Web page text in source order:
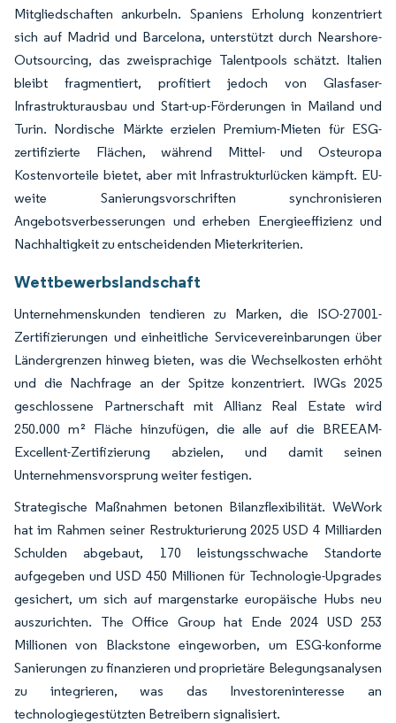
Mitgliedschaften ankurbeln. Spaniens Erholung konzentriert
sich auf Madrid und Barcelona, unterstützt durch Nearshore-
Outsourcing, das zweisprachige Talentpools schätzt. Italien
bleibt fragmentiert, profitiert jedoch von Glasfaser-
Infrastrukturausbau und Start-up-Förderungen in Mailand und
Turin. Nordische Märkte erzielen Premium-Mieten für ESG-
zertifizierte Flächen, während Mittel- und Osteuropa
Kostenvorteile bietet, aber mit Infrastrukturlücken kämpft. EU-
weite Sanierungsvorschriften synchronisieren
Angebotsverbesserungen und erheben Energieeffizienz und
Nachhaltigkeit zu entscheidenden Mieterkriterien.
Wettbewerbslandschaft
Unternehmenskunden tendieren zu Marken, die ISO-27001-
Zertifizierungen und einheitliche Servicevereinbarungen über
Ländergrenzen hinweg bieten, was die Wechselkosten erhöht
und die Nachfrage an der Spitze konzentriert. IWGs 2025
geschlossene Partnerschaft mit Allianz Real Estate wird
250.000 m² Fläche hinzufügen, die alle auf die BREEAM-
Excellent-Zertifizierung abzielen, und damit seinen
Unternehmensvorsprung weiter festigen.
Strategische Maßnahmen betonen Bilanzflexibilität. WeWork
hat im Rahmen seiner Restrukturierung 2025 USD 4 Milliarden
Schulden abgebaut, 170 leistungsschwache Standorte
aufgegeben und USD 450 Millionen für Technologie-Upgrades
gesichert, um sich auf margenstarke europäische Hubs neu
auszurichten. The Office Group hat Ende 2024 USD 253
Millionen von Blackstone eingeworben, um ESG-konforme
Sanierungen zu finanzieren und proprietäre Belegungsanalysen
zu integrieren, was das Investoreninteresse an
technologiegestützten Betreibern signalisiert.